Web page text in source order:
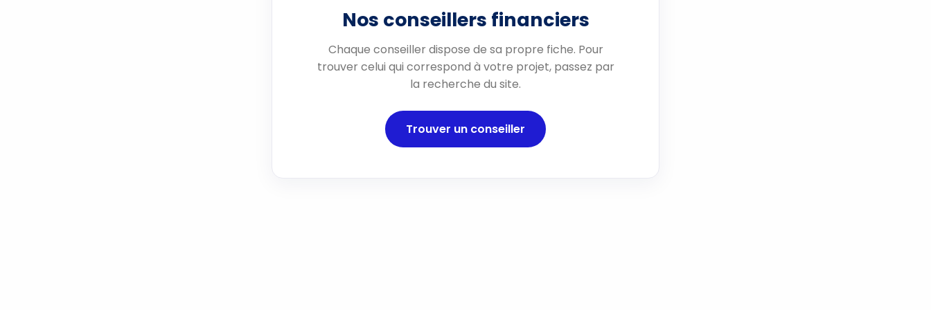
Nos conseillers financiers
Chaque conseiller dispose de sa propre fiche. Pour
trouver celui qui correspond à votre projet, passez par
la recherche du site.
Trouver un conseiller